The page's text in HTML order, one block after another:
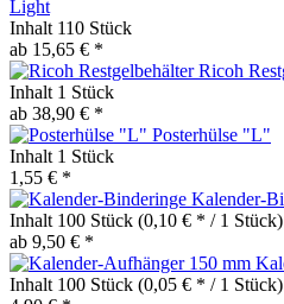
Light
Inhalt 110 Stück
ab 15,65 € *
Ricoh
Inhalt 1 Stück
ab 38,90 € *
Posterhülse "L"
Inhalt 1 Stück
1,55 € *
Kalender-
Inhalt 100 Stück (0,10 € * / 1 Stück)
ab 9,50 € *
Inhalt 100 Stück (0,05 € * / 1 Stück)